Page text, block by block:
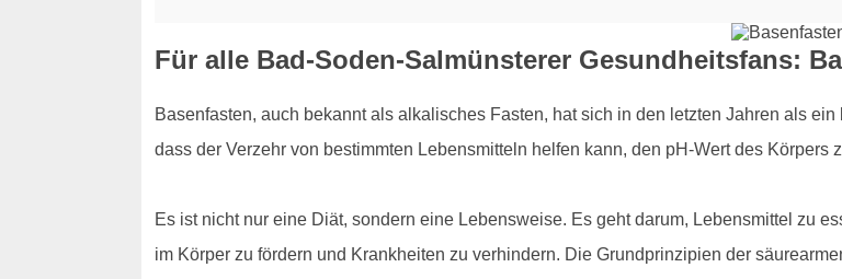
Für alle Bad-Soden-Salmünsterer Gesundheitsfans:
Basenfasten, auch bekannt als alkalisches Fasten, hat sich in den letzten Jahren als
dass der Verzehr von bestimmten Lebensmitteln helfen kann, den pH-Wert des
Es ist nicht nur eine Diät, sondern eine Lebensweise. Es geht darum, Lebensmittel zu
im Körper zu fördern und Krankheiten zu verhindern. Die Grundprinzipien der